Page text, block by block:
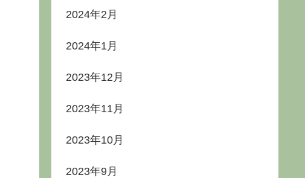
2024年2月
2024年1月
2023年12月
2023年11月
2023年10月
2023年9月